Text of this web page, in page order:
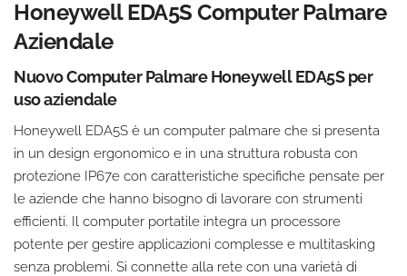
Honeywell EDA5S Computer Palmare
Aziendale
Nuovo Computer Palmare Honeywell EDA5S per
uso aziendale
Honeywell EDA5S è un computer palmare che si presenta
in un design ergonomico e in una struttura robusta con
protezione IP67e con caratteristiche specifiche pensate per
le aziende che hanno bisogno di lavorare con strumenti
efficienti. Il computer portatile integra un processore
potente per gestire applicazioni complesse e multitasking
senza problemi. Si connette alla rete con una varietà di